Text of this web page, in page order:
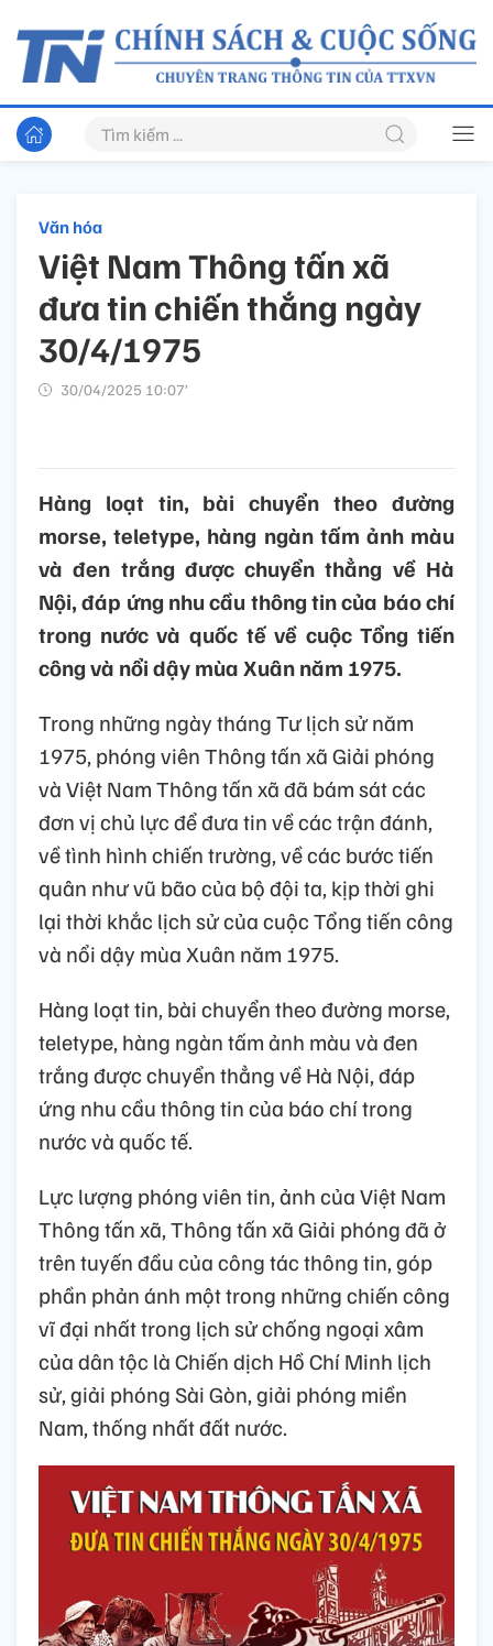
Văn hóa
Việt Nam Thông tấn xã
đưa tin chiến thắng ngày
30/4/1975
30/04/2025 10:07’
Hàng loạt tin, bài chuyển theo đường
morse, teletype, hàng ngàn tấm ảnh màu
và đen trắng được chuyển thẳng về Hà
Nội, đáp ứng nhu cầu thông tin của báo chí
trong nước và quốc tế về cuộc Tổng tiến
công và nổi dậy mùa Xuân năm 1975.
Trong những ngày tháng Tư lịch sử năm
1975, phóng viên Thông tấn xã Giải phóng
và Việt Nam Thông tấn xã đã bám sát các
đơn vị chủ lực để đưa tin về các trận đánh,
về tình hình chiến trường, về các bước tiến
quân như vũ bão của bộ đội ta, kịp thời ghi
lại thời khắc lịch sử của cuộc Tổng tiến công
và nổi dậy mùa Xuân năm 1975.
Hàng loạt tin, bài chuyển theo đường morse,
teletype, hàng ngàn tấm ảnh màu và đen
trắng được chuyển thẳng về Hà Nội, đáp
ứng nhu cầu thông tin của báo chí trong
nước và quốc tế.
Lực lượng phóng viên tin, ảnh của Việt Nam
Thông tấn xã, Thông tấn xã Giải phóng đã ở
trên tuyến đầu của công tác thông tin, góp
phần phản ánh một trong những chiến công
vĩ đại nhất trong lịch sử chống ngoại xâm
của dân tộc là Chiến dịch Hồ Chí Minh lịch
sử, giải phóng Sài Gòn, giải phóng miền
Nam, thống nhất đất nước.